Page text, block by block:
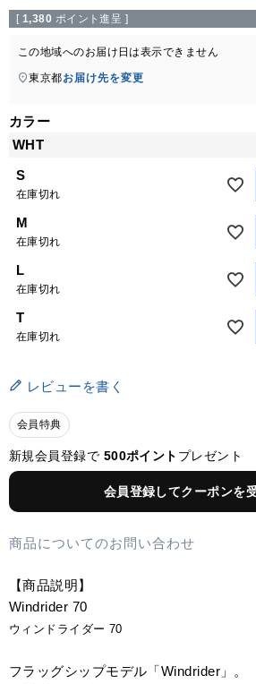
[ 1,380 ポイント進呈 ]
この地域へのお届け日は表示できません
東京都お届け先を変更
カラー
WHT
S
在庫切れ
M
在庫切れ
L
在庫切れ
T
在庫切れ
レビューを書く
会員特典
新規会員登録で 500ポイント プレゼント
会員登録してクーポンを
商品についてのお問い合わせ
【商品説明】
Windrider 70
ウィンドライダー 70
フラッグシップモデル「Windrider」。